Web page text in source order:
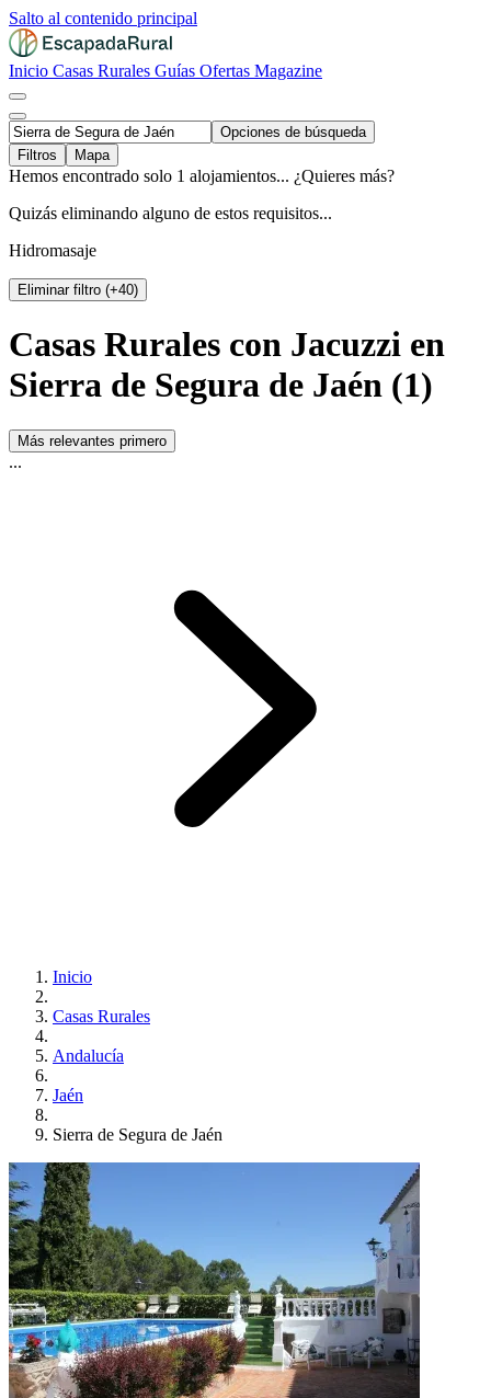
Salto al contenido principal
Inicio Casas Rurales Guías Ofertas Magazine
Opciones de búsqueda
Filtros
Mapa
Hemos encontrado solo 1 alojamientos... ¿Quieres más?
Quizás eliminando alguno de estos requisitos...
Hidromasaje
Eliminar filtro (+40)
Casas Rurales con Jacuzzi en
Sierra de Segura de Jaén (1)
Más relevantes primero
...
Inicio
Casas Rurales
Andalucía
Jaén
Sierra de Segura de Jaén